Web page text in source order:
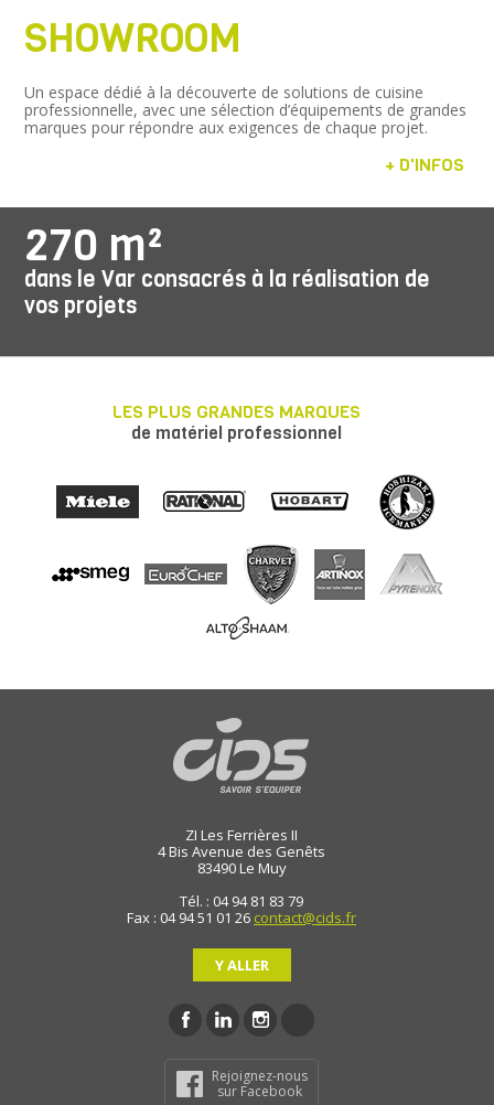
SHOWROOM
Un espace dédié à la découverte de solutions de cuisine
professionnelle, avec une sélection d’équipements de grandes
marques pour répondre aux exigences de chaque projet.
+ D'INFOS
270 m²
dans le Var consacrés à la réalisation de
vos projets
LES PLUS GRANDES MARQUES
de matériel professionnel
ZI Les Ferrières II
4 Bis Avenue des Genêts
83490Le Muy
Tél. : 04 94 81 83 79
Fax : 04 94 51 01 26 contact@cids.fr
Y ALLER
Rejoignez-nous
sur Facebook